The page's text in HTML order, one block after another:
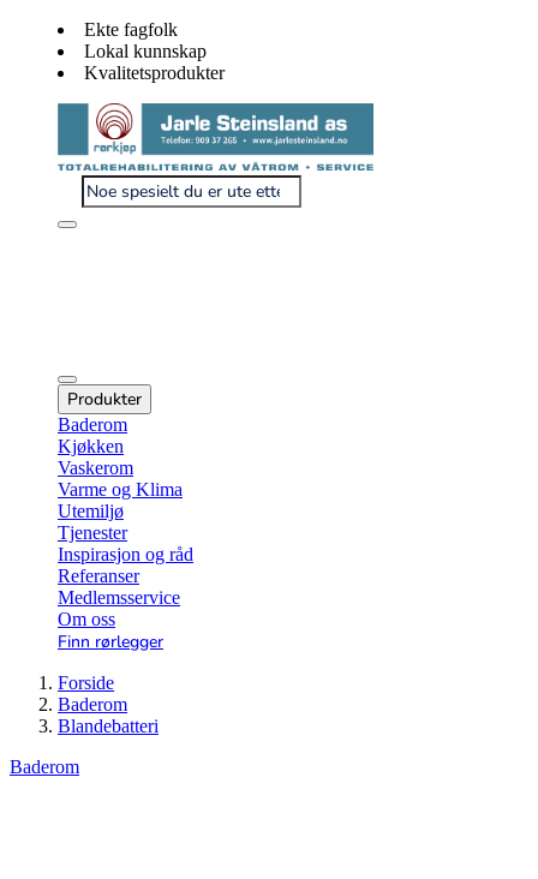
Ekte fagfolk
Lokal kunnskap
Kvalitetsprodukter
Produkter
Baderom
Kjøkken
Vaskerom
Varme og Klima
Utemiljø
Tjenester
Inspirasjon og råd
Referanser
Medlemsservice
Om oss
Finn rørlegger
Forside
Baderom
Blandebatteri
Baderom